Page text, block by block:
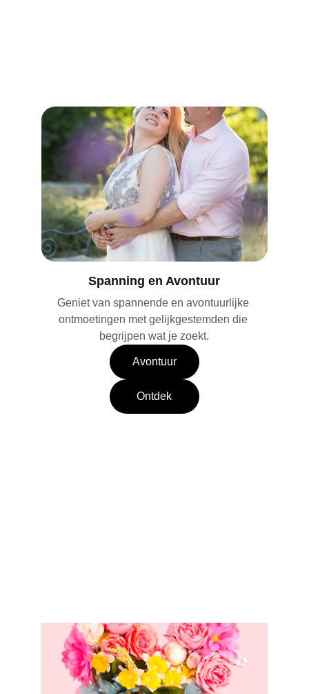
Geniet van spannende en avontuurlijke
ontmoetingen met gelijkgestemden die
begrijpen wat je zoekt.
Spanning en Avontuur
Avontuur
Ontdek